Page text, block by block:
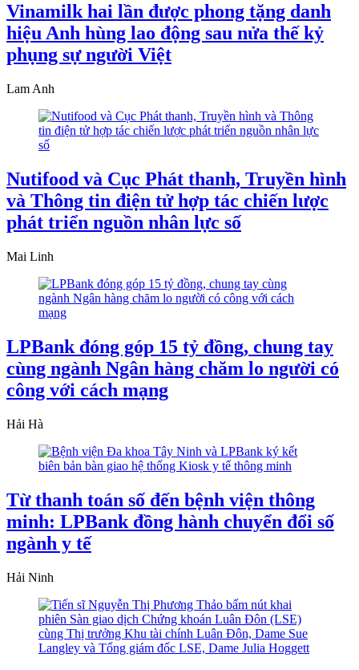
Vinamilk hai lần được phong tặng danh
hiệu Anh hùng lao động sau nửa thế kỷ
phụng sự người Việt
Lam Anh
Nutifood và Cục Phát thanh, Truyền hình
và Thông tin điện tử hợp tác chiến lược
phát triển nguồn nhân lực số
Mai Linh
LPBank đóng góp 15 tỷ đồng, chung tay
cùng ngành Ngân hàng chăm lo người có
công với cách mạng
Hải Hà
Từ thanh toán số đến bệnh viện thông
minh: LPBank đồng hành chuyển đổi số
ngành y tế
Hải Ninh